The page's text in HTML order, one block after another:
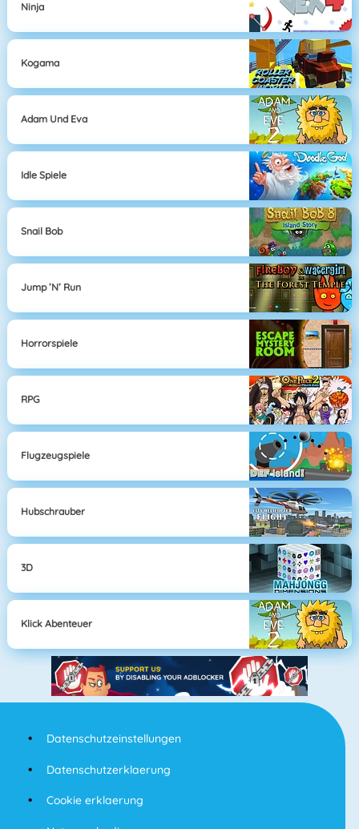
Ninja
Kogama
Adam Und Eva
Idle Spiele
Snail Bob
Jump ’n’ Run
Horrorspiele
RPG
Flugzeugspiele
Hubschrauber
3D
Klick Abenteuer
Datenschutzeinstellungen
Datenschutzerklaerung
Cookie erklaerung